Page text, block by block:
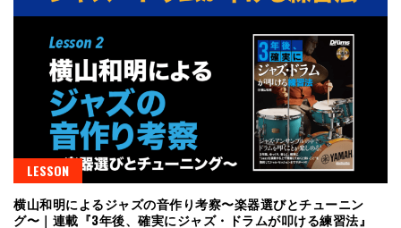
LESSON
横山和明によるジャズの音作り考察〜楽器選びとチューニン
グ〜｜連載『3年後、確実にジャズ・ドラムが叩ける練習法』